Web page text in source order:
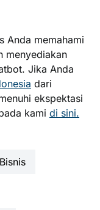
Anda memahami
menyediakan
Jika Anda
dari
ekspektasi
kami di sini.
Bisnis